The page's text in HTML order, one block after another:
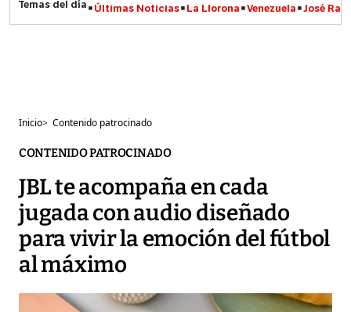
Últimas Noticias La Llorona Venezuela José
Inicio> Contenido patrocinado
CONTENIDO PATROCINADO
JBL te acompaña en cada
jugada con audio diseñado
para vivir la emoción del fútbol
al máximo